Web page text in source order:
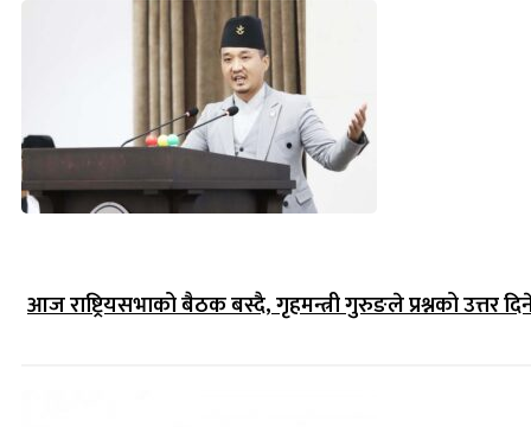
आज राष्ट्रियसभाको बैठक बस्दै, गृहमन्त्री गुरुङले प्रश्नको उत्तर